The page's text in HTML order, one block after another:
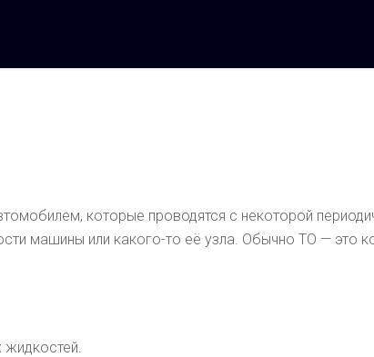
которые проводятся с некоторой
машины или какого-то её узла. Обычно ТО — это
жидкостей.